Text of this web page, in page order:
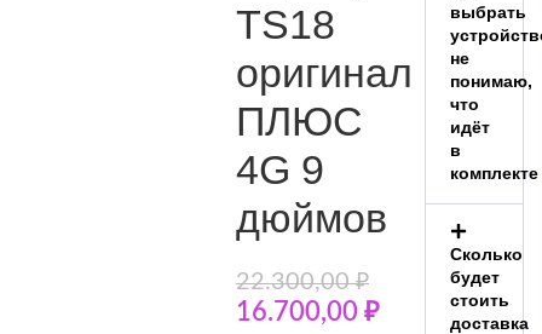
TS18
оригинал
ПЛЮС
4G 9
дюймов
22.300,00₽
16.700,00 ₽
выбрать
не
понимаю,
что
идёт
в
комплекте
Сколько
будет
стоить
доставка